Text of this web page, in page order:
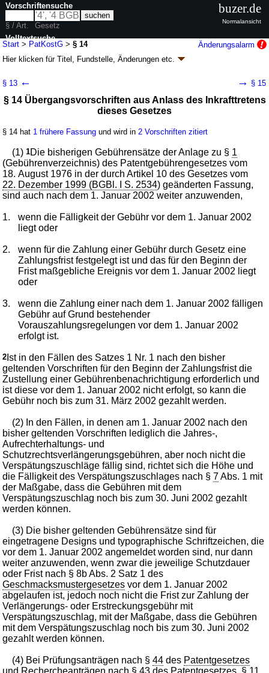
Start > PatKostG >§ 14
Änderungsalarm
Hier klicken fürTitel, Fundstelle, Änderungen etc.
Artikel 1 G. v. 13.12.2001
G. v. 11.01.2026BGBl. 2026 I Nr. 9
Geltung ab 01.01.2002; FNA: 424-4-9Gemeinsame Rechtsvorschriften
wird in 87 Vorschriften zitiert
§ 13 ← → § 15
§ 14 Übergangsvorschriften aus Anlass des Inkrafttretens
dieses Gesetzes
§ 14 hat 1 frühere Fassung und wird in 2 Vorschriften zitiert
(1)1Die bisherigen Gebührensätze der Anlage zu § 1
(Gebührenverzeichnis) des Patentgebührengesetzes vom
18. August 1976 in der durch Artikel 10 des Gesetzes vom
22. Dezember 1999 (BGBl. I S. 2534) geänderten Fassung,
sind auch nach dem 1. Januar 2002 weiter anzuwenden,
1.
wenn die Fälligkeit der Gebühr vor dem 1. Januar 2002
liegt oder
2.
wenn für die Zahlung einer Gebühr durch Gesetz eine
Zahlungsfrist festgelegt ist und das für den Beginn der
Frist maßgebliche Ereignis vor dem 1. Januar 2002 liegt
oder
3.
wenn die Zahlung einer nach dem 1. Januar 2002 fälligen
Gebühr auf Grund bestehender
Vorauszahlungsregelungen vor dem 1. Januar 2002
erfolgt ist.
2 Ist in den Fällen des Satzes 1 Nr. 1 nach den bisher
geltenden Vorschriften für den Beginn der Zahlungsfrist die
Zustellung einer Gebührenbenachrichtigung erforderlich und
ist diese vor dem 1. Januar 2002 nicht erfolgt, so kann die
Gebühr noch bis zum 31. März 2002 gezahlt werden.
(2) In den Fällen, in denen am 1. Januar 2002 nach den
bisher geltenden Vorschriften lediglich die Jahres-,
Aufrechterhaltungs- und
Schutzrechtsverlängerungsgebühren, aber noch nicht die
Verspätungszuschläge fällig sind, richtet sich die Höhe und
die Fälligkeit des Verspätungszuschlages nach §7Abs. 1 mit
der Maßgabe, dass die Gebühren mit dem
Verspätungszuschlag noch bis zum 30. Juni 2002 gezahlt
werden können.
(3) Die bisher geltenden Gebührensätze sind für
eingetragene Designs und typographische Schriftzeichen, die
vor dem 1. Januar 2002 angemeldet worden sind, nur dann
weiter anzuwenden, wenn zwar die jeweilige Schutzdauer
oder Frist nach § 8b Abs. 2 Satz 1 des
Geschmacksmustergesetzes vor dem 1. Januar 2002
abgelaufen ist, jedoch noch nicht die Frist zur Zahlung der
Verlängerungs- oder Erstreckungsgebühr mit
Verspätungszuschlag, mit der Maßgabe, dass die Gebühren
mit dem Verspätungszuschlag noch bis zum 30. Juni 2002
gezahlt werden können.
(4) Bei Prüfungsanträgen nach §44 des Patentgesetzes
und Rechercheanträgen nach §43 des Patentgesetzes, § 11
Vorschriftensuche
§ / Art.
Gesetz
Volltextsuche
nur in PatKostG
buzer.de
Normalansicht